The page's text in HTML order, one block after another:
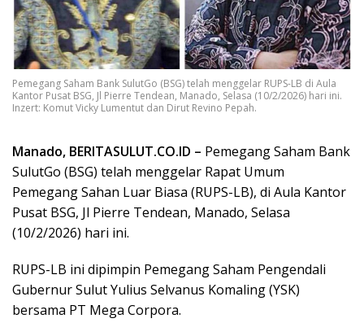
Pemegang Saham Bank SulutGo (BSG) telah menggelar RUPS-LB di Aula
Kantor Pusat BSG, Jl Pierre Tendean, Manado, Selasa (10/2/2026) hari ini.
Inzert: Komut Vicky Lumentut dan Dirut Revino Pepah.
Manado, BERITASULUT.CO.ID – Pemegang Saham Bank
SulutGo (BSG) telah menggelar Rapat Umum
Pemegang Sahan Luar Biasa (RUPS-LB), di Aula Kantor
Pusat BSG, Jl Pierre Tendean, Manado, Selasa
(10/2/2026) hari ini.
RUPS-LB ini dipimpin Pemegang Saham Pengendali
Gubernur Sulut Yulius Selvanus Komaling (YSK)
bersama PT Mega Corpora.